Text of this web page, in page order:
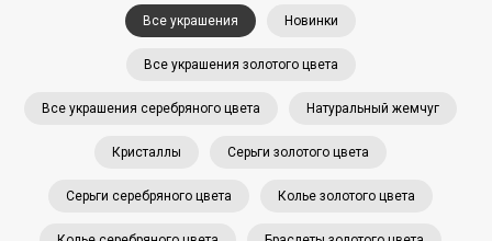
Все украшения Новинки
Все украшения золотого цвета
Все украшения серебряного цвета Натуральный жемчуг
Кристаллы Серьги золотого цвета
Серьги серебряного цвета Колье золотого цвета